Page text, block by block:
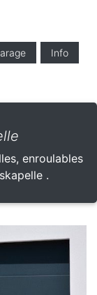
Info
enroulables
.